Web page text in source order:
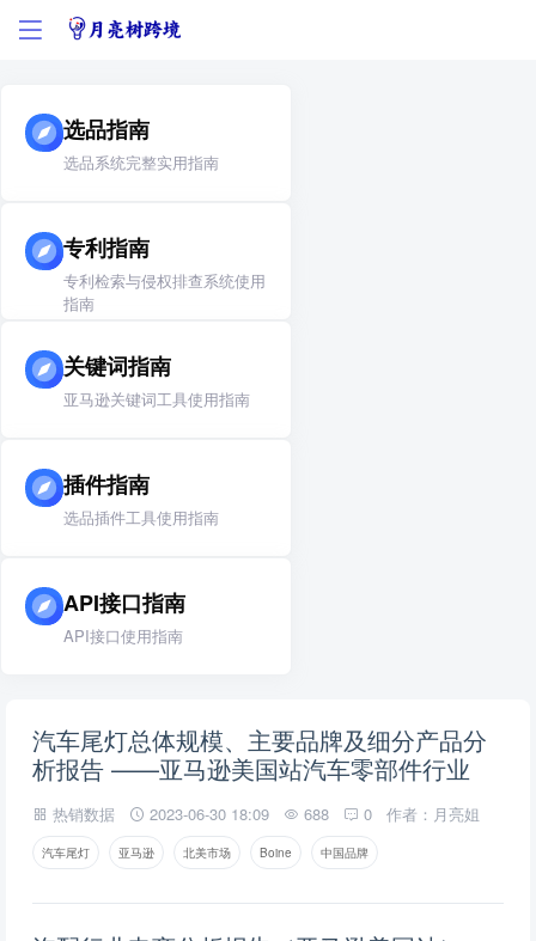
选品指南
选品系统完整实用指南
专利指南
专利检索与侵权排查系统使用
指南
关键词指南
亚马逊关键词工具使用指南
插件指南
选品插件工具使用指南
API接口指南
API接口使用指南
汽车尾灯总体规模、主要品牌及细分产品分
析报告 ——亚马逊美国站汽车零部件行业
热销数据 2023-06-30 18:09 688 0 作者：月亮姐
汽车尾灯 亚马逊 北美市场 Boine 中国品牌